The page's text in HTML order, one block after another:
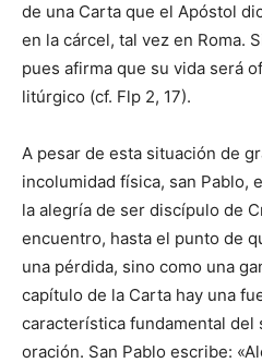
de una Carta que el Apóstol
en la cárcel, tal vez en Roma.
pues afirma que su vida será
litúrgico (cf. Flp 2, 17).
A pesar de esta situación de
incolumidad física, san Pablo,
la alegría de ser discípulo de
encuentro, hasta el punto de
una pérdida, sino como una
capítulo de la Carta hay una
característica fundamental
oración. San Pablo escribe: